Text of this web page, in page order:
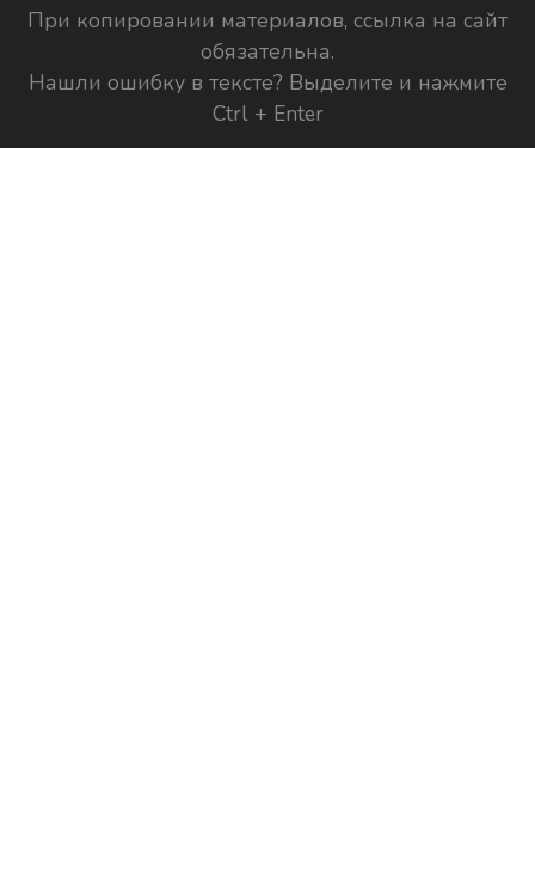
При копировании материалов, ссылка на сайт
обязательна.
Нашли ошибку в тексте? Выделите и нажмите
Ctrl + Enter